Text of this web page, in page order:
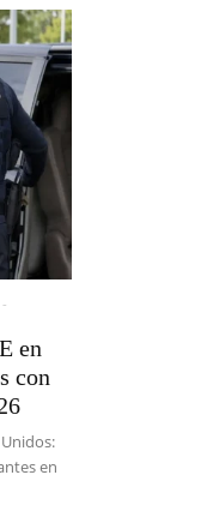
-
en
con
en